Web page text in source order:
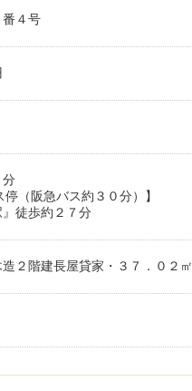
４号
分
停（阪急バス約３０分）】
徒歩約２７分
２階建長屋貸家・３７．０２㎡